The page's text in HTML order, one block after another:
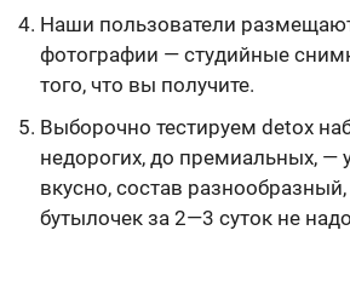
Наши пользователи
фотографии — студийные
того, что вы получите.
Выборочно тестируем detox
недорогих, до премиальных, —
вкусно, состав
бутылочек за 2—3 суток не